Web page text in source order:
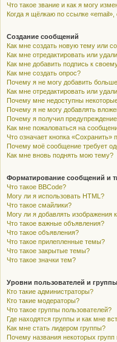
Что такое звание и как я могу
Когда я щёлкаю по ссылке
Создание сообщений
Как мне создать новую тему или
Как мне отредактировать или
Как мне добавить подпись к
Как мне создать опрос?
Почему я не могу добавить
Как мне отредактировать или
Почему мне недоступны
Почему я не могу добавлять
Почему я получил
Как мне пожаловаться на
Что означает кнопка «Сохранить»
Почему моё сообщение требует
Как мне вновь поднять мою тему?
Форматирование сообщений и
Что такое BBCode?
Могу ли я использовать HTML?
Что такое смайлики?
Могу ли я добавлять изображения
Что такое важные объявления?
Что такое объявления?
Что такое прилепленные темы?
Что такое закрытые темы?
Что такое значки тем?
Уровни пользователей и группы
Кто такие администраторы?
Кто такие модераторы?
Что такое группы пользователей?
Где находятся группы и как мне
Как мне стать лидером группы?
Почему названия некоторых